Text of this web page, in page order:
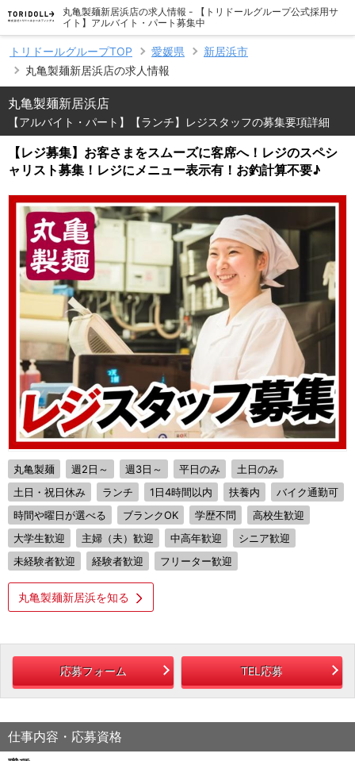
丸亀製麺新居浜店の求人情報 - 【トリドールグループ公式採用サ
イト】アルバイト・パート募集中
トリドールグループTOP 愛媛県
新居浜市
丸亀製麺新居浜店の求人情報
丸亀製麺新居浜店
【アルバイト・パート】【ランチ】レジスタッフの募集要項詳細
【レジ募集】お客さまをスムーズに客席へ！レジのスペシ
ャリスト募集！レジにメニュー表示有！お釣計算不要♪
丸亀製麺 週2日～ 週3日～ 平日のみ
土日のみ
土日・祝日休み
ランチ 1日4時間以内 扶養内
バイク通勤可
時間や曜日が選べる
ブランクOK 学歴不問
高校生歓迎
大学生歓迎
主婦（夫）歓迎 中高年歓迎
シニア歓迎
未経験者歓迎
経験者歓迎 フリーター歓迎
丸亀製麺新居浜を知る
応募フォーム TEL応募
仕事内容・応募資格